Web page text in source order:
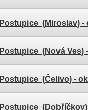
Postupice (Miroslav) -
Postupice (Nová Ves)
Postupice (Čelivo) -
Postupice (Dobříčkov)